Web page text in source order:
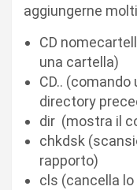
aggiungerne
CD
una cartella)
CD..
directory
dir (mostra il
chkdsk
rapporto)
cls (cancella